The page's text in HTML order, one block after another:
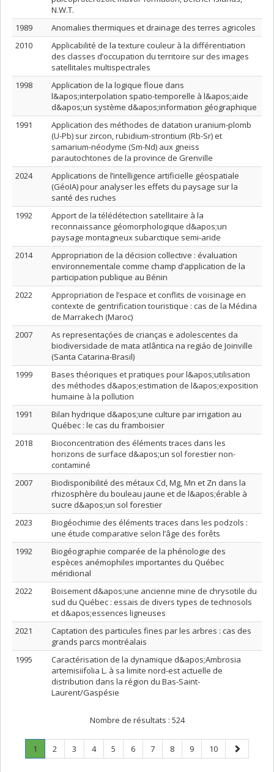
N.W.T.
1989
Anomalies thermiques et drainage des terres agricoles
2010
Applicabilité de la texture couleur à la différentiation
des classes d’occupation du territoire sur des images
satellitales multispectrales
1998
Application de la logique floue dans
l&apos;interpolation spatio-temporelle à l&apos;aide
d&apos;un système d&apos;information géographique
1991
Application des méthodes de datation uranium-plomb
(U-Pb) sur zircon, rubidium-strontium (Rb-Sr) et
samarium-néodyme (Sm-Nd) aux gneiss
parautochtones de la province de Grenville
2024
Applications de l’intelligence artificielle géospatiale
(GéoIA) pour analyser les effets du paysage sur la
santé des ruches
1992
Apport de la télédétection satellitaire à la
reconnaissance géomorphologique d&apos;un
paysage montagneux subarctique semi-aride
2014
Appropriation de la décision collective : évaluation
environnementale comme champ d’application de la
participation publique au Bénin
2022
Appropriation de l’espace et conflits de voisinage en
contexte de gentrification touristique : cas de la Médina
de Marrakech (Maroc)
2007
As representaçóes de crianças e adolescentes da
biodiversidade de mata atlântica na regiáo de Joinville
(Santa Catarina-Brasil)
1999
Bases théoriques et pratiques pour l&apos;utilisation
des méthodes d&apos;estimation de l&apos;exposition
humaine à la pollution
1991
Bilan hydrique d&apos;une culture par irrigation au
Québec : le cas du framboisier
2018
Bioconcentration des éléments traces dans les
horizons de surface d&apos;un sol forestier non-
contaminé
2007
Biodisponibilité des métaux Cd, Mg, Mn et Zn dans la
rhizosphère du bouleau jaune et de l&apos;érable à
sucre d&apos;un sol forestier
2023
Biogéochimie des éléments traces dans les podzols :
une étude comparative selon l’âge des forêts
1992
Biogéographie comparée de la phénologie des
espèces anémophiles importantes du Québec
méridional
2022
Boisement d&apos;une ancienne mine de chrysotile du
sud du Québec : essais de divers types de technosols
et d&apos;essences ligneuses
2021
Captation des particules fines par les arbres : cas des
grands parcs montréalais
1995
Caractérisation de la dynamique d&apos;Ambrosia
artemisiifolia L. à sa limite nord-est actuelle de
distribution dans la région du Bas-Saint-
Laurent/Gaspésie
Nombre de résultats : 524
Page
1
Page
Page
2 Page
3 Page
4 Page
5 Page
6 Page
7 Page
8 Page
9 Page
10
Page
suivante